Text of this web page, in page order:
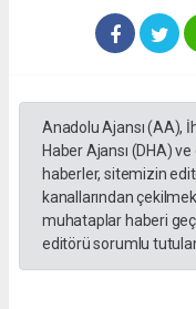
Anadolu Ajansı (AA),
Haber Ajansı (DHA)
haberler, sitemizin
kanallarından
muhataplar haberi
editörü sorumlu